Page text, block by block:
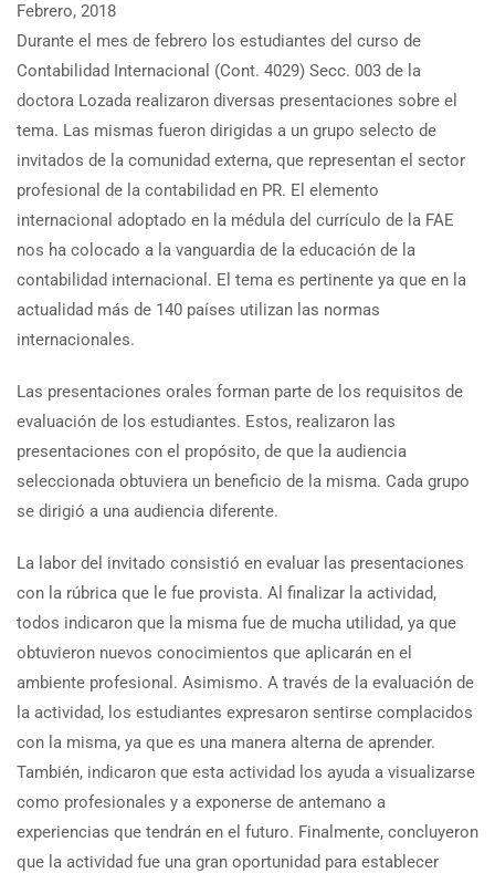
Febrero, 2018
Durante el mes de febrero los estudiantes del curso de
Contabilidad Internacional (Cont. 4029) Secc. 003 de la
doctora Lozada realizaron diversas presentaciones sobre el
tema. Las mismas fueron dirigidas a un grupo selecto de
invitados de la comunidad externa, que representan el sector
profesional de la contabilidad en PR. El elemento
internacional adoptado en la médula del currículo de la FAE
nos ha colocado a la vanguardia de la educación de la
contabilidad internacional. El tema es pertinente ya que en la
actualidad más de 140 países utilizan las normas
internacionales.
Las presentaciones orales forman parte de los requisitos de
evaluación de los estudiantes. Estos, realizaron las
presentaciones con el propósito, de que la audiencia
seleccionada obtuviera un beneficio de la misma. Cada grupo
se dirigió a una audiencia diferente.
La labor del invitado consistió en evaluar las presentaciones
con la rúbrica que le fue provista. Al finalizar la actividad,
todos indicaron que la misma fue de mucha utilidad, ya que
obtuvieron nuevos conocimientos que aplicarán en el
ambiente profesional. Asimismo. A través de la evaluación de
la actividad, los estudiantes expresaron sentirse complacidos
con la misma, ya que es una manera alterna de aprender.
También, indicaron que esta actividad los ayuda a visualizarse
como profesionales y a exponerse de antemano a
experiencias que tendrán en el futuro. Finalmente, concluyeron
que la actividad fue una gran oportunidad para establecer